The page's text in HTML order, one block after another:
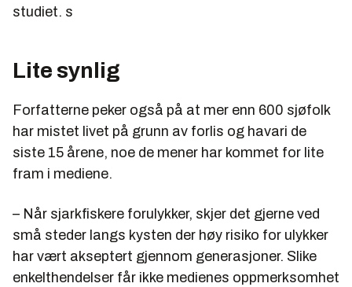
studiet. s
Lite synlig
Forfatterne peker også på at mer enn 600 sjøfolk
har mistet livet på grunn av forlis og havari de
siste 15 årene, noe de mener har kommet for lite
fram i mediene.
– Når sjarkfiskere forulykker, skjer det gjerne ved
små steder langs kysten der høy risiko for ulykker
har vært akseptert gjennom generasjoner. Slike
enkelthendelser får ikke medienes oppmerksomhet